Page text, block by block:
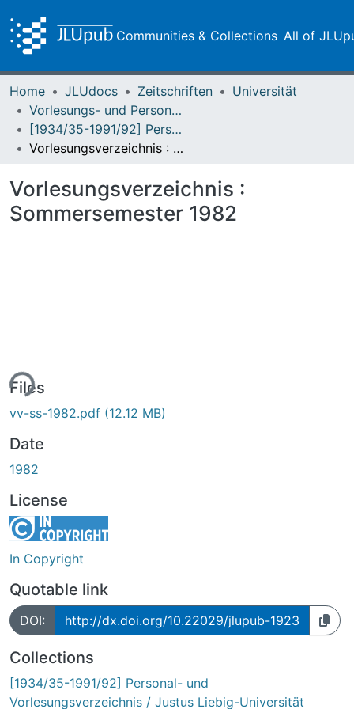
Communities & Collections All of
Home JLUdocs Zeitschriften
Universität
Vorlesungs- und Personalverzeichnis / Justus-Liebig-Universität Gießen
[1934/35-1991/92] Personal- und Vorlesungsverzeichnis / Justus Liebig-Universität Giessen
Vorlesungsverzeichnis : Sommersemester 1982
Vorlesungsverzeichnis :
Sommersemester 1982
Files
vv-ss-1982.pdf (12.12 MB)
Date
1982
License
In Copyright
Quotable link
DOI: http://dx.doi.org/10.22029/jlupub-1923
Collections
[1934/35-1991/92] Personal- und
Vorlesungsverzeichnis / Justus Liebig-Universität